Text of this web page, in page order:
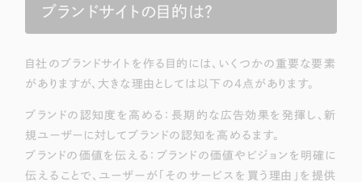
リープ・リクルーティング
カイゼンDX支援
Pace クラウド型工数管理ツール
AI倫理ポリシー クッキーポリシー サイトマップ
ウェブアクセシビリティ方針
ブランドサイトの目的は？
自社のブランドサイトを作る目的には、いくつかの重要な要素
がありますが、大きな理由としては以下の4点があります。
ブランドの認知度を高める：長期的な広告効果を発揮し、新
規ユーザーに対してブランドの認知を高めるます。
ブランドの価値を伝える：ブランドの価値やビジョンを明確に
伝えることで、ユーザーが「そのサービスを買う理由」を提供